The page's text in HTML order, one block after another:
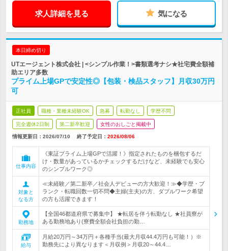
求人詳細を見る 気になる
本日締め切り
UTエージェント株式会社 | <シンプル作業！>書類選考ナシ★社宅費全額補
助エリア多数
プライム上場GPで安定性◎【包装・検品スタッフ】月収30万円
可
正社員 職種・業種未経験OK 急募 転勤なし 学歴不問
完全週休2日制 第二新卒歓迎 女性のおしごと掲載中
情報更新日：2026/07/10 終了予定日： 2026/08/06
仕事内容
《東証プライム上場GPで活躍！》指定されたものを梱包するだ
け・数量があっているかチェックするだけなど、未経験でも安心
のシンプルワーク◎
対象と
なる方
≪未経験／第二新卒／社会人デビューの方大歓迎！≫◆学歴・ブ
ランク・転職回数一切不問◆主婦(主夫)の方、ダブルワーク希望
の方も活躍できます！
勤務地
【全国46都道府県で募集中】 ★転居を伴う転勤なし ★社員寮が
ある勤務地あり(寮費全額会社負担の勤…
給与
月給20万円～34万円＋各種手当(最大月収44.4万円も可能！）※
勤務先により異なります＜月収例＞月収20～44.4…